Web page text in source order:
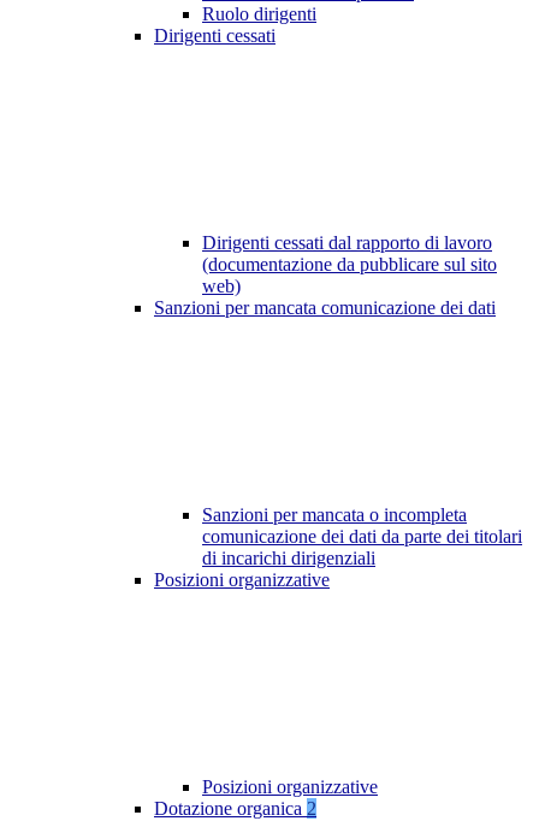
Ruolo dirigenti
Dirigenti cessati
Dirigenti cessati dal rapporto di lavoro
(documentazione da pubblicare sul sito
web)
Sanzioni per mancata comunicazione dei dati
Sanzioni per mancata o incompleta
comunicazione dei dati da parte dei titolari
di incarichi dirigenziali
Posizioni organizzative
Posizioni organizzative
Dotazione organica 2